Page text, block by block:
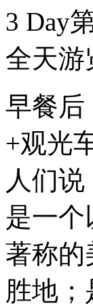
3 Day
全天游
早餐
+观光
人们
是一
著称的
胜地；